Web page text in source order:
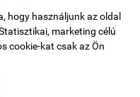
hogy használjunk az oldal
marketing célú
cookie-kat csak az Ön
tartalma, megrendelés